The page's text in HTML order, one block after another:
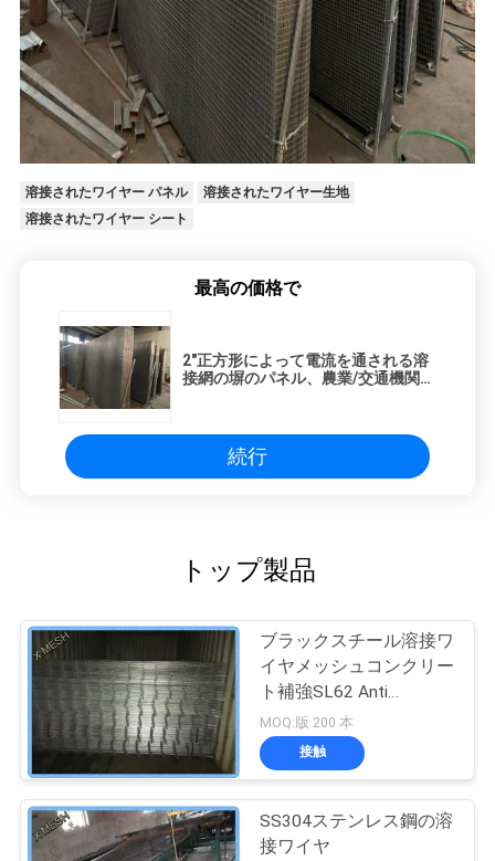
溶接されたワイヤー パネル
溶接されたワイヤー生地
溶接されたワイヤー シート
最高の価格で
2"正方形によって電流を通される溶
接網の塀のパネル、農業/交通機関の
続行
トップ製品
ブラックスチール溶接ワ
イヤメッシュコンクリー
ト補強SL62 Anti
Corrasion
MOQ:版 200 本
接触
SS304ステンレス鋼の溶
接ワイヤ